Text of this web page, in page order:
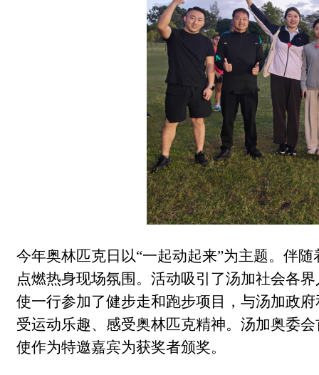
今年奥林匹克日以“一起动起来”为主题。伴
点燃热身现场氛围。活动吸引了汤加社会各
使一行参加了健步走和跑步项目，与汤加政
受运动乐趣、感受奥林匹克精神。汤加奥委
使作为特邀嘉宾为获奖者颁奖。